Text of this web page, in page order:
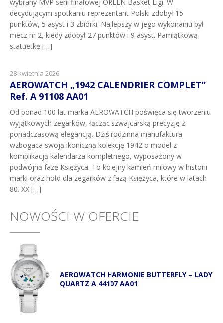
wybrany MVP serii finałowej ORLEN Basket Ligi. W
decydującym spotkaniu reprezentant Polski zdobył 15
punktów, 5 asyst i 3 zbiórki. Najlepszy w jego wykonaniu był
mecz nr 2, kiedy zdobył 27 punktów i 9 asyst. Pamiątkową
statuetkę […]
28 kwietnia 2026
AEROWATCH „1942 CALENDRIER COMPLET”
Ref. A 91108 AA01
Od ponad 100 lat marka AEROWATCH poświęca się tworzeniu
wyjątkowych zegarków, łącząc szwajcarską precyzję z
ponadczasową elegancją. Dziś rodzinna manufaktura
wzbogaca swoją ikoniczną kolekcję 1942 o model z
komplikacją kalendarza kompletnego, wyposażony w
podwójną fazę Księżyca. To kolejny kamień milowy w historii
marki oraz hołd dla zegarków z fazą Księżyca, które w latach
80. XX […]
NOWOŚCI W OFERCIE
AEROWATCH HARMONIE BUTTERFLY – LADY
QUARTZ A 44107 AA01